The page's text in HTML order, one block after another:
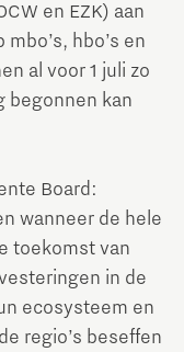
en EZK) aan
hbo’s en
al voor 1 juli zo
begonnen kan
Board:
wanneer de hele
toekomst van
in de
ecosysteem en
regio’s beseffen